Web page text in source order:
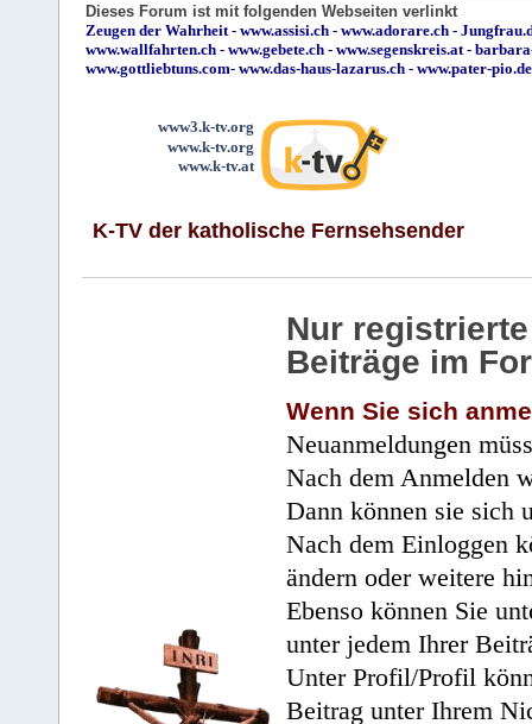
Dieses Forum ist mit folgenden Webseiten verlinkt
Zeugen der Wahrheit - www.assisi.ch - www.adorare.ch -
www.wallfahrten.ch - www.gebete.ch - www.segenskreis.at -
www.gottliebtuns.com- www.das-haus-lazarus.ch - www.pater-pio.de
www3.k-tv.org
www.k-tv.org
www.k-tv.at
K-TV der katholische Fernsehsender
Nur
Beiträge im
Wenn Sie sich
Neuanmeldungen
Nach dem Anmelden
Dann können sie sich
Nach dem Einloggen
ändern oder weitere
Ebenso können Sie
unter jedem Ihrer
Unter Profil/Profil
Beitrag unter Ihrem